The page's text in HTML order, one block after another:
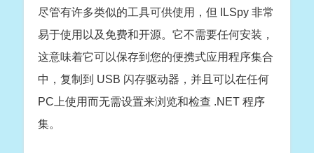
尽管有许多类似的工具可供使用，但 ILSpy 非常
易于使用以及免费和开源。它不需要任何安装，
这意味着它可以保存到您的便携式应用程序集合
中，复制到 USB 闪存驱动器，并且可以在任何
PC上使用而无需设置来浏览和检查 .NET 程序
集。